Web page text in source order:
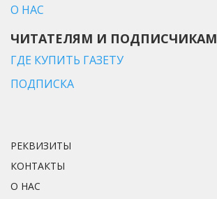
О НАС
ЧИТАТЕЛЯМ И ПОДПИСЧИКАМ
ГДЕ КУПИТЬ ГАЗЕТУ
ПОДПИСКА
РЕКВИЗИТЫ
КОНТАКТЫ
О НАС